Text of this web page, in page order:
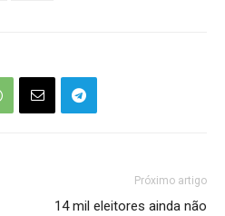
Próximo artigo
14 mil eleitores ainda não